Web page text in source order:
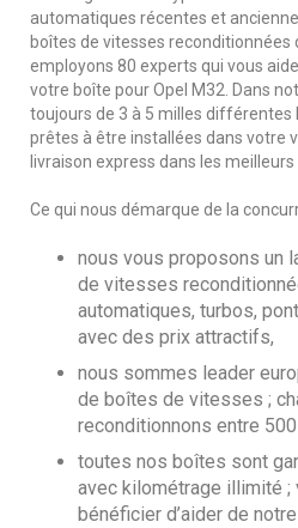
automatiques récentes et
boîtes de vitesses reconditionnées
employons 80 experts qui vous
votre boîte pour Opel M32. Dans
toujours de 3 à 5 milles différentes
prêtes à être installées dans votre
livraison express dans les meilleurs
Ce qui nous démarque de la
nous vous proposons un
de vitesses
automatiques, turbos,
avec des prix attractifs,
nous sommes leader
de boîtes de vitesses ;
reconditionnons entre
toutes nos boîtes sont
avec kilométrage illimité ;
bénéficier d’aider de